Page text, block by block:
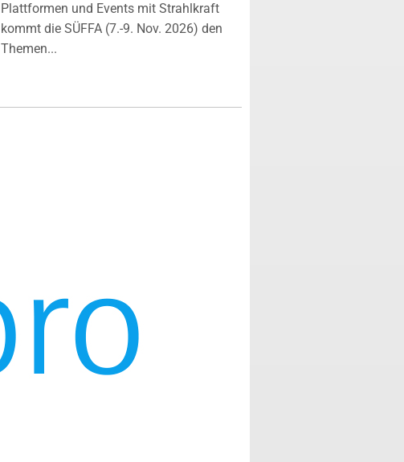
Plattformen und Events mit Strahlkraft
kommt die SÜFFA (7.-9. Nov. 2026) den
Themen...